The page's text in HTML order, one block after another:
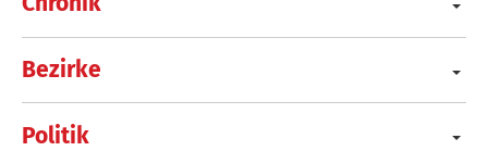
Bezirke
Politik